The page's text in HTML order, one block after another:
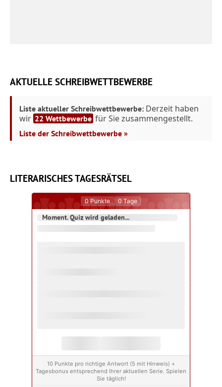
AKTUELLE SCHREIBWETTBEWERBE
Liste aktueller Schreibwettbewerbe: Derzeit haben
wir 22 Wettbewerbe für Sie zusammengestellt.
Liste der Schreibwettbewerbe »
LITERARISCHES TAGESRÄTSEL
0 Punkte 0 Tage
Moment. Quiz wird geladen...
10 Punkte pro richtige Antwort (5 mit Hinweis) +
Tagesbonus entsprechend Ihrer aktuellen Serie. Spielen
Sie täglich!